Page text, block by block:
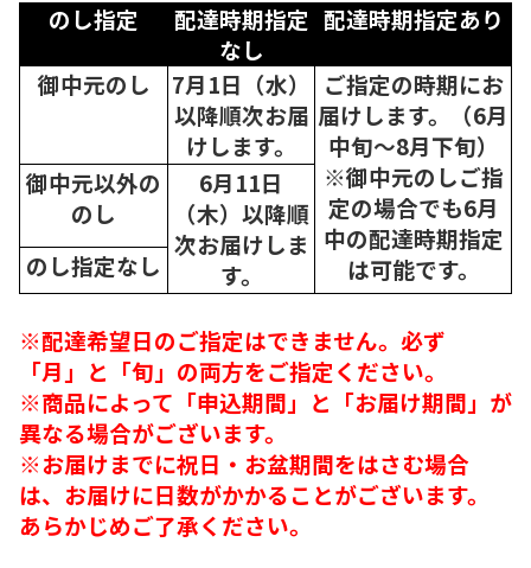
のし指定
配達時期指定
なし
配達時期指定あり
御中元のし
7月1日（水）
以降順次お届
けします。
ご指定の時期にお
届けします。（6月
中旬～8月下旬）
※御中元のしご指
定の場合でも6月
中の配達時期指定
は可能です。
御中元以外の
のし
6月11日
（木）以降順
次お届けしま
す。
のし指定なし
※配達希望日のご指定はできません。必ず
「月」と「旬」の両方をご指定ください。
※商品によって「申込期間」と「お届け期間」が
異なる場合がございます。
※お届けまでに祝日・お盆期間をはさむ場合
は、お届けに日数がかかることがございます。
あらかじめご了承ください。